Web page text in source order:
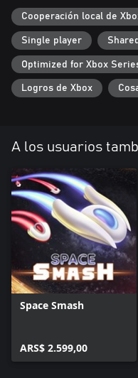
Cooperación local de
Single player
Optimized for Xbox
Logros de Xbox
A los usuarios
Space Smash
ARS$ 2.599,00